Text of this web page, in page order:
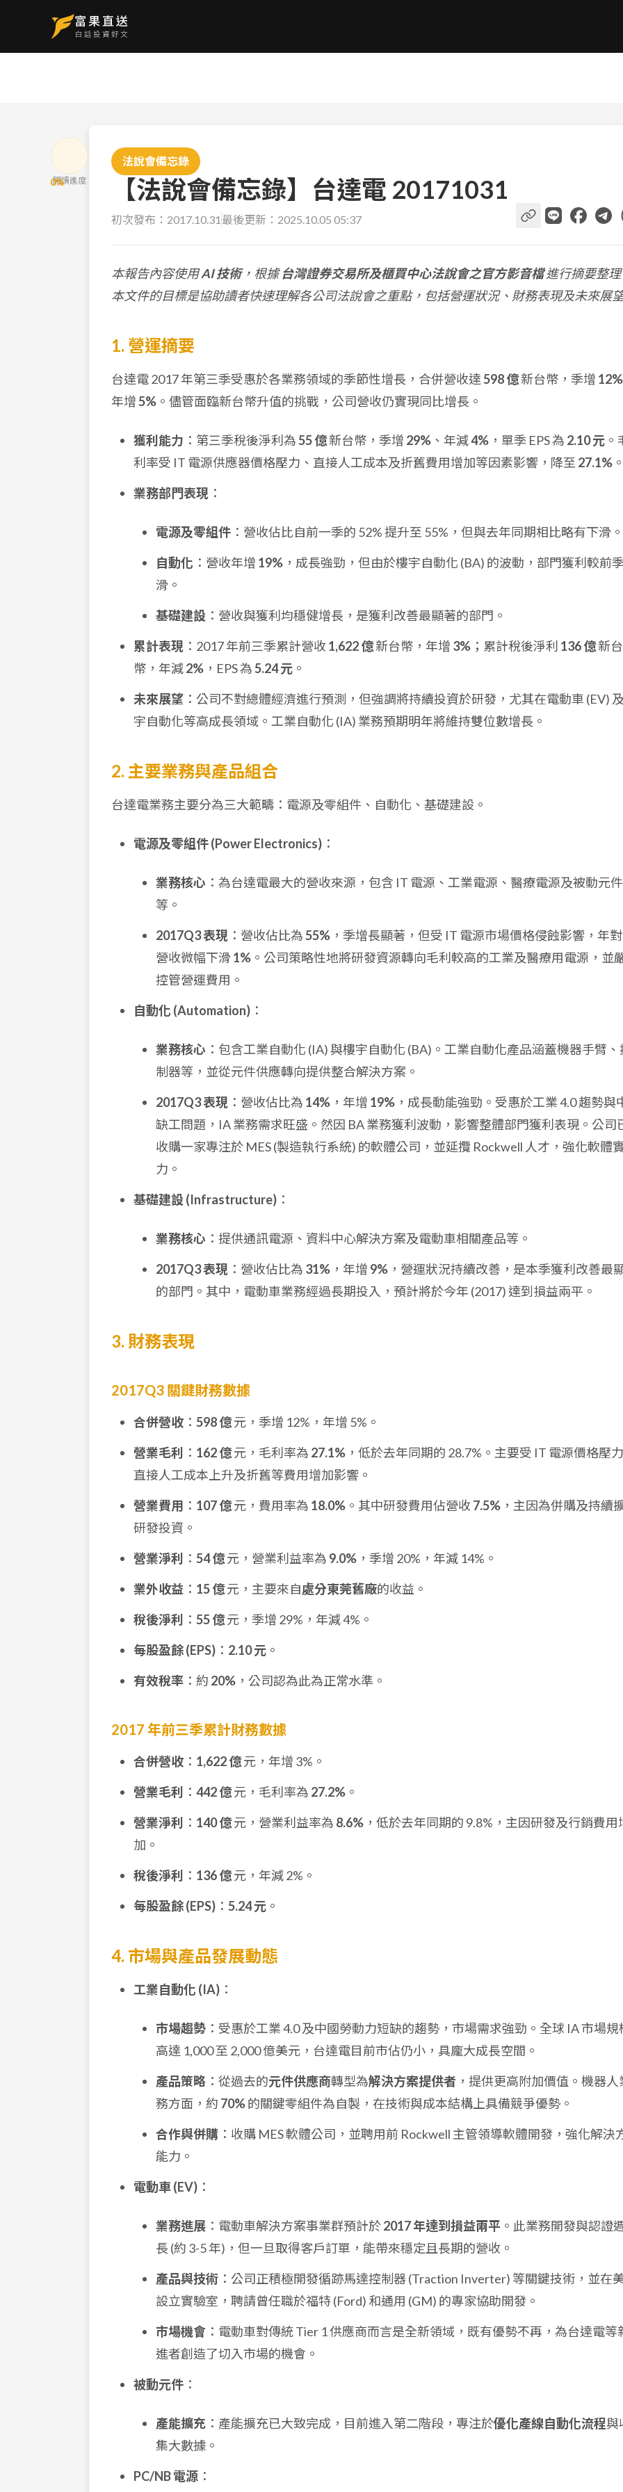
0%
閱讀進度
法說會備忘錄
【法說會備忘錄】台達電 20171031
初次發布： 2017.10.31 最後更新： 2025.10.05 05:37
本報告內容使用AI 技術，根據台灣證券交易所及櫃買中心法說會之官方影音檔進行摘要整
本文件的目標是協助讀者快速理解各公司法說會之重點，包括營運狀況、財務表現及未來展
1. 營運摘要
台達電 2017 年第三季受惠於各業務領域的季節性增長，合併營收達598 億新台幣，季增 12%
年增5% 。儘管面臨新台幣升值的挑戰，公司營收仍實現同比增長。
獲利能力 ：第三季稅後淨利為55 億新台幣，季增 29% 、年減4% ，單季 EPS 為 2.10 元 。
利率受 IT 電源供應器價格壓力、直接人工成本及折舊費用增加等因素影響，降至 27.1%
業務部門表現 ：
電源及零組件 ：營收佔比自前一季的 52% 提升至 55%，但與去年同期相比略有下滑。
自動化 ：營收年增 19% ，成長強勁，但由於樓宇自動化 (BA) 的波動，部門獲利較前
滑。
基礎建設 ：營收與獲利均穩健增長，是獲利改善最顯著的部門。
累計表現 ：2017 年前三季累計營收1,622 億新台幣，年增 3% ；累計稅後淨利 136 億新台
幣，年減2% ，EPS 為5.24 元 。
未來展望 ：公司不對總體經濟進行預測，但強調將持續投資於研發，尤其在電動車 (EV)
宇自動化等高成長領域。工業自動化 (IA) 業務預期明年將維持雙位數增長。
2. 主要業務與產品組合
台達電業務主要分為三大範疇：電源及零組件、自動化、基礎建設。
電源及零組件 (Power Electronics) ：
業務核心 ：為台達電最大的營收來源，包含 IT 電源、工業電源、醫療電源及被動元件
等。
2017Q3 表現 ：營收佔比為55% ，季增長顯著，但受 IT 電源市場價格侵蝕影響，年
營收微幅下滑 1% 。公司策略性地將研發資源轉向毛利較高的工業及醫療用電源，並
控管營運費用。
自動化 (Automation) ：
業務核心 ：包含工業自動化 (IA) 與樓宇自動化 (BA)。工業自動化產品涵蓋機器手臂、
制器等，並從元件供應轉向提供整合解決方案。
2017Q3 表現 ：營收佔比為 14% ，年增 19% ，成長動能強勁。受惠於工業 4.0 趨勢與
缺工問題，IA 業務需求旺盛。然因 BA 業務獲利波動，影響整體部門獲利表現。公司
收購一家專注於 MES (製造執行系統) 的軟體公司，並延攬 Rockwell 人才，強化軟體
力。
基礎建設 (Infrastructure) ：
業務核心 ：提供通訊電源、資料中心解決方案及電動車相關產品等。
2017Q3 表現 ：營收佔比為 31% ，年增 9% ，營運狀況持續改善，是本季獲利改善最
的部門。其中，電動車業務經過長期投入，預計將於今年 (2017) 達到損益兩平。
3. 財務表現
2017Q3 關鍵財務數據
合併營收 ： 598 億元，季增 12%，年增 5%。
營業毛利
： 162 億元，毛利率為 27.1% ，低於去年同期的 28.7%。主要受 IT 電源價格壓
直接人工成本上升及折舊等費用增加影響。
營業費用 ： 107 億元，費用率為 18.0% 。其中研發費用佔營收7.5% ，主因為併購及持續
研發投資。
營業淨利
： 54 億元，營業利益率為 9.0% ，季增 20%，年減 14%。
業外收益 ： 15 億元，主要來自處分東莞舊廠的收益。
稅後淨利
： 55 億元，季增 29%，年減 4%。
每股盈餘 (EPS) ： 2.10 元 。
有效稅率 ：約 20% ，公司認為此為正常水準。
2017 年前三季累計財務數據
合併營收 ： 1,622 億元，年增 3%。
營業毛利
： 442 億元，毛利率為 27.2% 。
營業淨利
： 140 億元，營業利益率為 8.6% ，低於去年同期的 9.8%，主因研發及行銷費用
加。
稅後淨利
： 136 億元，年減 2%。
每股盈餘 (EPS) ： 5.24 元 。
4. 市場與產品發展動態
工業自動化 (IA) ：
市場趨勢 ：受惠於工業 4.0 及中國勞動力短缺的趨勢，市場需求強勁。全球 IA 市場規
高達 1,000 至 2,000 億美元，台達電目前市佔仍小，具龐大成長空間。
產品策略 ：從過去的元件供應商轉型為解決方案提供者 ，提供更高附加價值。機器人
務方面，約 70%的關鍵零組件為自製，在技術與成本結構上具備競爭優勢。
合作與併購 ：收購 MES 軟體公司，並聘用前 Rockwell 主管領導軟體開發，強化解決
能力。
電動車 (EV) ：
業務進展 ：電動車解決方案事業群預計於2017 年達到損益兩平 。此業務開發與認證
長 (約 3-5 年)，但一旦取得客戶訂單，能帶來穩定且長期的營收。
產品與技術 ：公司正積極開發循跡馬達控制器 (Traction Inverter) 等關鍵技術，並在
設立實驗室，聘請曾任職於福特 (Ford) 和通用 (GM) 的專家協助開發。
市場機會 ：電動車對傳統 Tier 1 供應商而言是全新領域，既有優勢不再，為台達電等
進者創造了切入市場的機會。
被動元件 ：
產能擴充 ：產能擴充已大致完成，目前進入第二階段，專注於優化產線自動化流程與
集大數據。
PC/NB 電源 ：